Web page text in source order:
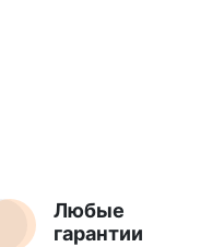
Любые
гарантии